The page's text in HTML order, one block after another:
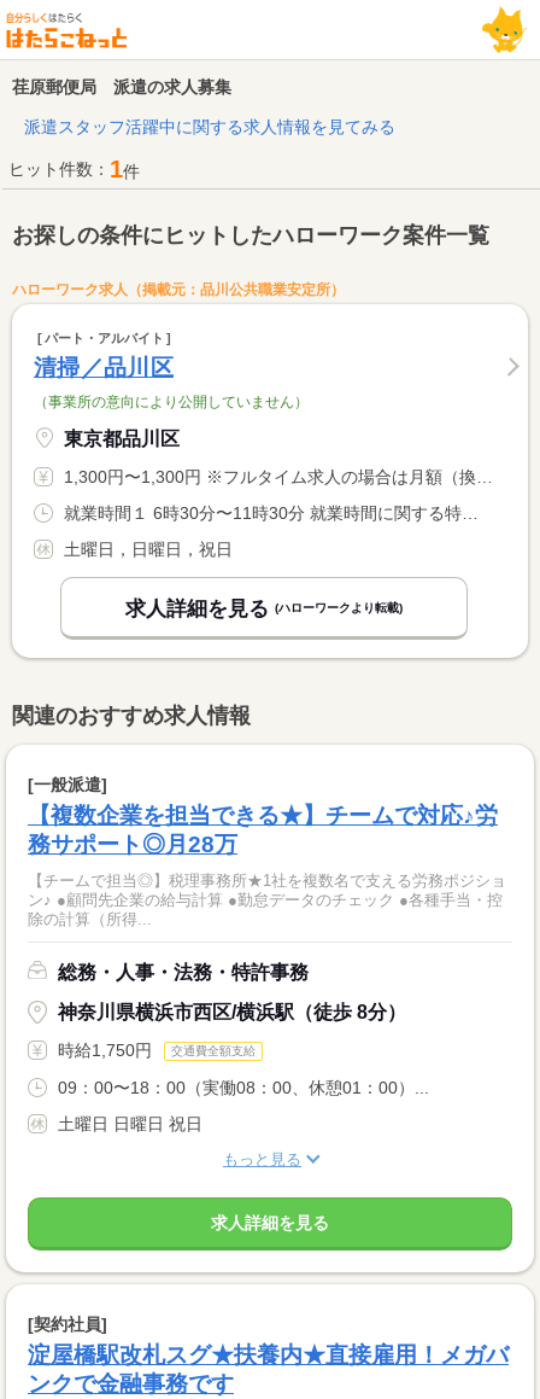
荏原郵便局 派遣の求人募集
派遣スタッフ活躍中に関する求人情報を見てみる
ヒット件数： 1件
お探しの条件にヒットしたハローワーク案件一覧
ハローワーク求人（掲載元：品川公共職業安定所）
パート・アルバイト
清掃／品川区
（事業所の意向により公開していません）
東京都品川区
1,300円〜1,300円 ※フルタイム求人の場合は月額（換算額）、パート求人の場合は時間額を表示しています。
土曜日，日曜日，祝日
求人詳細を見る (ハローワークより転載)
関連のおすすめ求人情報
[一般派遣]
【複数企業を担当できる★】チームで対応♪労
務サポート◎月28万
【チームで担当◎】税理事務所★1社を複数名で支える労務ポジショ
ン♪ ●顧問先企業の給与計算 ●勤怠データのチェック ●各種手当・控
除の計算（所得...
総務・人事・法務・特許事務
神奈川県横浜市西区/横浜駅（徒歩 8分）
時給1,750円 交通費全額支給
09：00〜18：00（実働08：00、休憩01：00）...
土曜日 日曜日 祝日
もっと見る
求人詳細を見る
[契約社員]
淀屋橋駅改札スグ★扶養内★直接雇用！メガバ
ンクで金融事務です